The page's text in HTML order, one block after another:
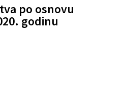
po osnovu
godinu